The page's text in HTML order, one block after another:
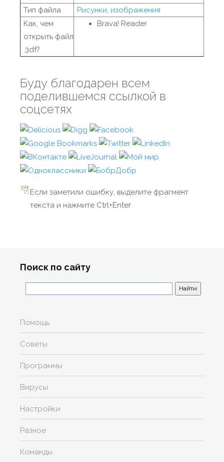
Тип файла
Рисунки, изображения
Как, чем
открыть файл
.3df?
Brava! Reader
Буду благодарен всем
поделившемся ссылкой в
соцсетях
Если заметили ошибку, выделите фрагмент
текста и нажмите Ctrl+Enter
Поиск по сайту
Помощь
Советы
Программы
Вирусы
Настройки
Разное
Команды